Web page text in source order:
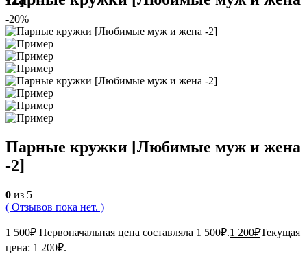
-20%
Парные кружки [Любимые муж и жена
-2]
0 из 5
( Отзывов пока нет. )
1 500₽ Первоначальная цена составляла 1 500₽.1 200₽Текущая
цена: 1 200₽.